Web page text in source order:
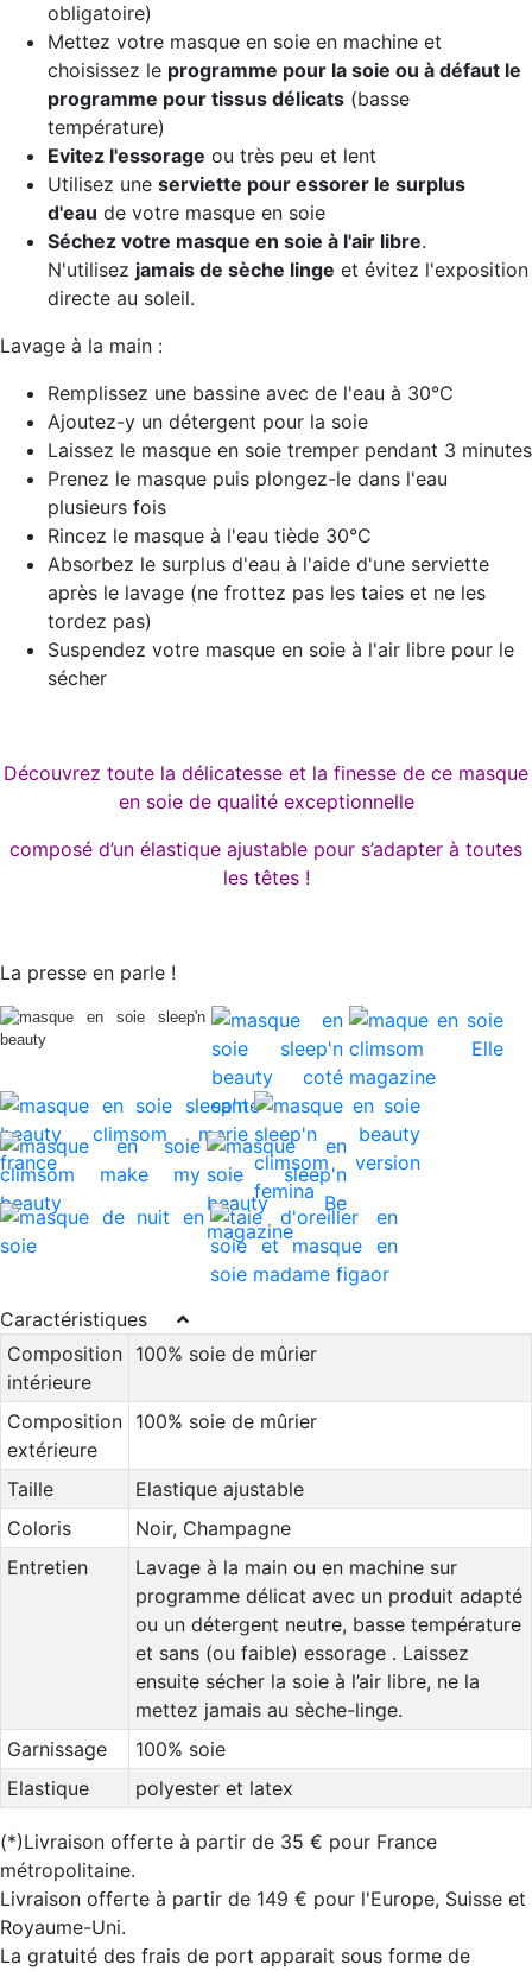
obligatoire)
Mettez votre masque en soie en machine et
choisissez le programme pour la soie ou à défaut le
programme pour tissus délicats (basse
température)
Evitez l'essorage ou très peu et lent
Utilisez une serviette pour essorer le surplus
d'eau de votre masque en soie
Séchez votre masque en soie à l'air libre.
N'utilisez jamais de sèche linge et évitez l'exposition
directe au soleil.
Lavage à la main :
Remplissez une bassine avec de l'eau à 30°C
Ajoutez-y un détergent pour la soie
Laissez le masque en soie tremper pendant 3 minutes
Prenez le masque puis plongez-le dans l'eau
plusieurs fois
Rincez le masque à l'eau tiède 30°C
Absorbez le surplus d'eau à l'aide d'une serviette
après le lavage (ne frottez pas les taies et ne les
tordez pas)
Suspendez votre masque en soie à l'air libre pour le
sécher
Découvrez toute la délicatesse et la finesse de ce masque
en soie de qualité exceptionnelle
composé d’un élastique ajustable pour s’adapter à toutes
les têtes !
La presse en parle !
Caractéristiques
Composition
intérieure
100% soie de mûrier
Composition
extérieure
100% soie de mûrier
Taille
Elastique ajustable
Coloris
Noir, Champagne
Entretien
Lavage à la main ou en machine sur
programme délicat avec un produit adapté
ou un détergent neutre, basse température
et sans (ou faible) essorage . Laissez
ensuite sécher la soie à l’air libre, ne la
mettez jamais au sèche-linge.
Garnissage
100% soie
Elastique
polyester et latex
(*)Livraison offerte à partir de 35 € pour France
métropolitaine.
Livraison offerte à partir de 149 € pour l'Europe, Suisse et
Royaume-Uni.
La gratuité des frais de port apparait sous forme de